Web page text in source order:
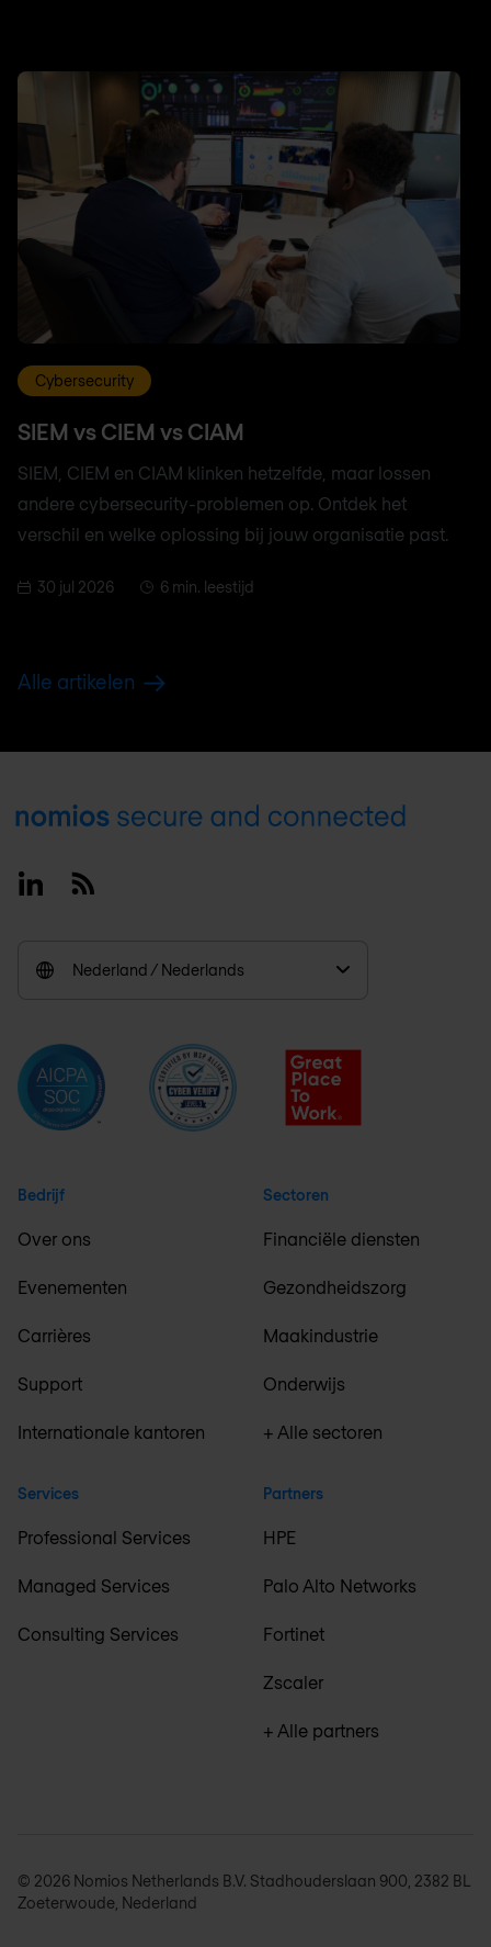
Cybersecurity
SIEM vs CIEM vs CIAM
SIEM, CIEM en CIAM klinken hetzelfde, maar lossen
andere cybersecurity-problemen op. Ontdek het
verschil en welke oplossing bij jouw organisatie past.
30 jul 2026 6 min. leestijd
Alle artikelen
Footer
LinkedinRSS
Nederland / Nederlands
Bedrijf
Over ons
Evenementen
Carrières
Support
Internationale kantoren
Services
Professional Services
Managed Services
Consulting Services
Sectoren
Financiële diensten
Gezondheidszorg
Maakindustrie
Onderwijs
+ Alle sectoren
Partners
HPE
Palo Alto Networks
Fortinet
Zscaler
+ Alle partners
© 2026 Nomios Netherlands B.V. Stadhouderslaan 900, 2382 BL
Zoeterwoude, Nederland